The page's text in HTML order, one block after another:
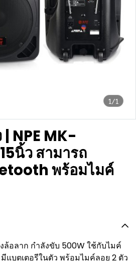
1/1
| NPE MK-
นิ้ว สามารถ
พร้อมไมค์
ล้อลาก กำลังขับ 500W ใช้กับไมค์
แบตเตอรีในตัว พร้อมไมค์ลอย 2 ตัว